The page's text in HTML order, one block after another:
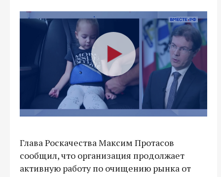
Глава Роскачества Максим Протасов
сообщил, что организация продолжает
активную работу по очищению рынка от